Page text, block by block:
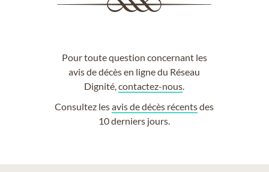
Pour toute question concernant les
avis de décès en ligne du Réseau
Dignité,contactez-nous
Consultez lesavis de décès récentsdes
10 derniers jours.